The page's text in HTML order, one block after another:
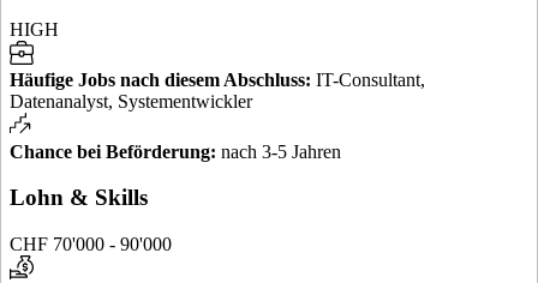
HIGH
Häufige Jobs nach diesem Abschluss: IT-Consultant,
Datenanalyst, Systementwickler
Chance bei Beförderung: nach 3-5 Jahren
Lohn & Skills
CHF 70'000 - 90'000